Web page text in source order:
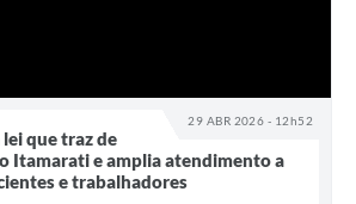
29 ABR 2026 - 12h52
que traz de
Itamarati e amplia atendimento a
e trabalhadores